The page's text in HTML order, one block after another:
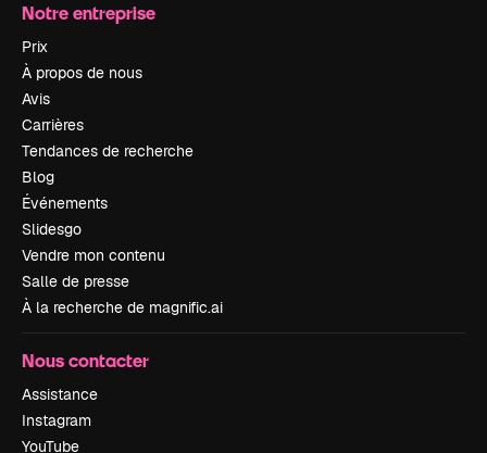
Notre entreprise
Prix
À propos de nous
Avis
Carrières
Tendances de recherche
Blog
Événements
Slidesgo
Vendre mon contenu
Salle de presse
À la recherche de magnific.ai
Nous contacter
Assistance
Instagram
YouTube